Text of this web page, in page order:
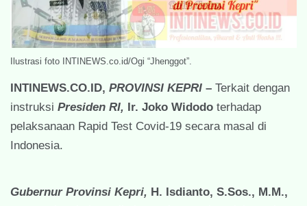
Ilustrasi foto INTINEWS.co.id/Ogi “Jhenggot”.
INTINEWS.CO.ID, PROVINSI KEPRI – Terkait dengan
instruksi Presiden RI, Ir. Joko Widodo terhadap
pelaksanaan Rapid Test Covid-19 secara masal di
Indonesia.
Gubernur Provinsi Kepri, H. Isdianto, S.Sos., M.M.,